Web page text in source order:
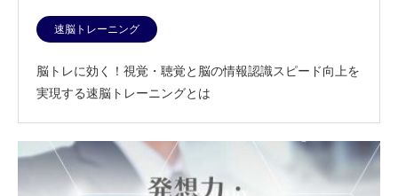
速脳トレーニング
脳トレに効く！視覚・聴覚と脳の情報認識スピード向上を
実現する速脳トレーニングとは